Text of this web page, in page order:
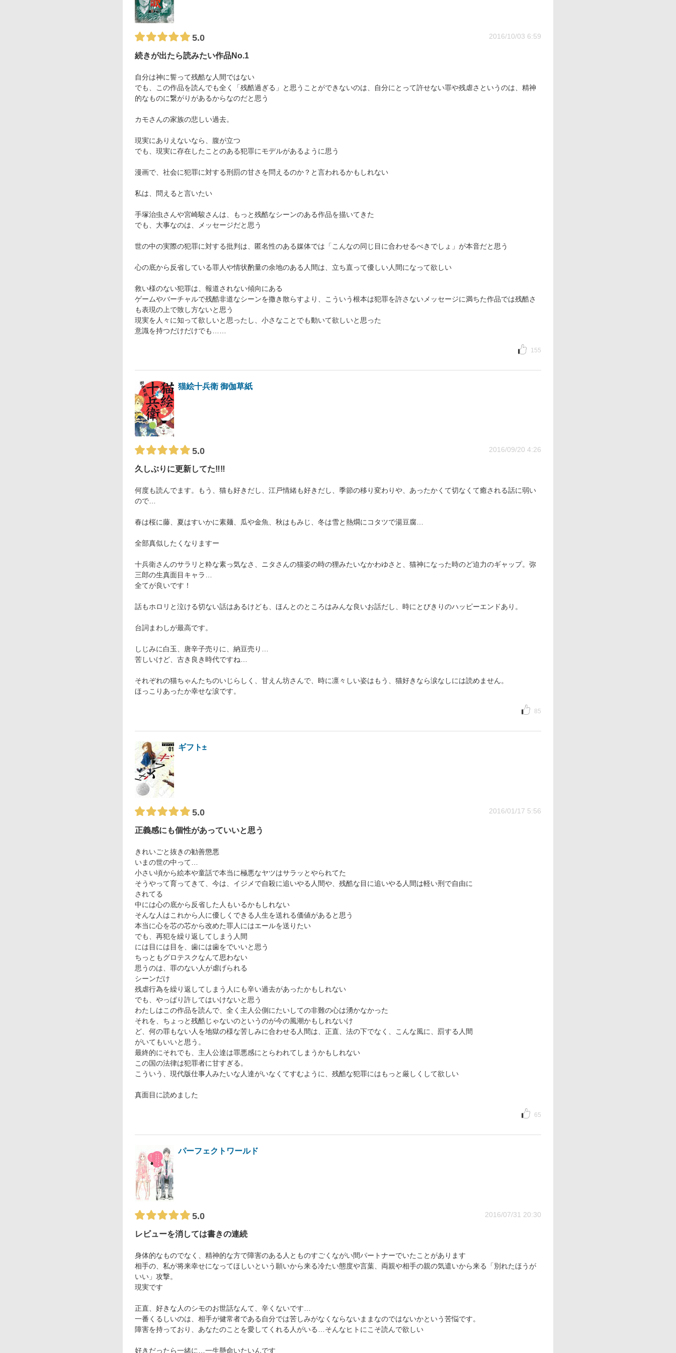
5.0 2016/10/03 6:59
続きが出たら読みたい作品No.1
自分は神に誓って残酷な人間ではない
でも、この作品を読んでも全く「残酷過ぎる」と思うことができないのは、自分にとって許せない罪や残虐さというのは、精神
的なものに繋がりがあるからなのだと思う
カモさんの家族の悲しい過去。
現実にありえないなら、腹が立つ
でも、現実に存在したことのある犯罪にモデルがあるように思う
漫画で、社会に犯罪に対する刑罰の甘さを問えるのか？と言われるかもしれない
私は、問えると言いたい
手塚治虫さんや宮崎駿さんは、もっと残酷なシーンのある作品を描いてきた
でも、大事なのは、メッセージだと思う
世の中の実際の犯罪に対する批判は、匿名性のある媒体では「こんなの同じ目に合わせるべきでしょ」が本音だと思う
心の底から反省している罪人や情状酌量の余地のある人間は、立ち直って優しい人間になって欲しい
救い様のない犯罪は、報道されない傾向にある
ゲームやバーチャルで残酷非道なシーンを撒き散らすより、こういう根本は犯罪を許さないメッセージに満ちた作品では残酷さ
も表現の上で致し方ないと思う
現実を人々に知って欲しいと思ったし、小さなことでも動いて欲しいと思った
意識を持つだけだけでも……
155
猫絵十兵衛 御伽草紙
5.0 2016/09/20 4:26
久しぶりに更新してた‼‼
何度も読んでます。もう、猫も好きだし、江戸情緒も好きだし、季節の移り変わりや、あったかくて切なくて癒される話に弱い
ので…
春は桜に藤、夏はすいかに素麺、瓜や金魚、秋はもみじ、冬は雪と熱燗にコタツで湯豆腐…
全部真似したくなりますー
十兵衛さんのサラリと粋な素っ気なさ、ニタさんの猫姿の時の狸みたいなかわゆさと、猫神になった時のど迫力のギャップ。弥
三郎の生真面目キャラ…
全てが良いです！
話もホロリと泣ける切ない話はあるけども、ほんとのところはみんな良いお話だし、時にとびきりのハッピーエンドあり。
台詞まわしが最高です。
しじみに白玉、唐辛子売りに、納豆売り…
苦しいけど、古き良き時代ですね…
それぞれの猫ちゃんたちのいじらしく、甘えん坊さんで、時に凛々しい姿はもう、猫好きなら涙なしには読めません。
ほっこりあったか幸せな涙です。
85
ギフト±
5.0 2016/01/17 5:56
正義感にも個性があっていいと思う
きれいごと抜きの勧善懲悪
いまの世の中って…
小さい頃から絵本や童話で本当に極悪なヤツはサラッとやられてた
そうやって育ってきて、今は、イジメで自殺に追いやる人間や、残酷な目に追いやる人間は軽い刑で自由に
されてる
中には心の底から反省した人もいるかもしれない
そんな人はこれから人に優しくできる人生を送れる価値があると思う
本当に心を芯の芯から改めた罪人にはエールを送りたい
でも、再犯を繰り返してしまう人間
には目には目を、歯には歯をでいいと思う
ちっともグロテスクなんて思わない
思うのは、罪のない人が虐げられる
シーンだけ
残虐行為を繰り返してしまう人にも辛い過去があったかもしれない
でも、やっぱり許してはいけないと思う
わたしはこの作品を読んで、全く主人公側にたいしての非難の心は湧かなかった
それを、ちょっと残酷じゃないのというのが今の風潮かもしれないけ
ど、何の罪もない人を地獄の様な苦しみに合わせる人間は、正直、法の下でなく、こんな風に、罰する人間
がいてもいいと思う。
最終的にそれでも、主人公達は罪悪感にとらわれてしまうかもしれない
この国の法律は犯罪者に甘すぎる。
こういう、現代版仕事人みたいな人達がいなくてすむように、残酷な犯罪にはもっと厳しくして欲しい
真面目に読めました
65
パーフェクトワールド
5.0 2016/07/31 20:30
レビューを消しては書きの連続
身体的なものでなく、精神的な方で障害のある人とものすごくながい間パートナーでいたことがあります
相手の、私が将来幸せになってほしいという願いから来る冷たい態度や言葉、両親や相手の親の気遣いから来る「別れたほうが
いい」攻撃。
現実です
正直、好きな人のシモのお世話なんて、辛くないです…
一番くるしいのは、相手が健常者である自分では苦しみがなくならないままなのではないかという苦悩です。
障害を持っており、あなたのことを愛してくれる人がいる…そんなヒトにこそ読んで欲しい
好きだったら一緒に…一生懸命いたいんです